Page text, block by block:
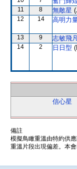
11 8 無敵星
12 14 高明力
13 9 志敏飛
14 2 日日型
信心星
備註
模擬鳥瞰重溫由特約供
重溫片段出現偏差。本